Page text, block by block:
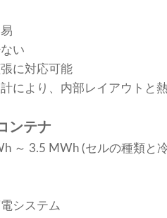
い
に対応可能
により、内部レイアウトと
ンテナ
～ 3.5 MWh (セルの種類と
システム